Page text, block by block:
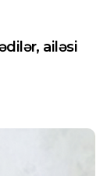
ailəsi